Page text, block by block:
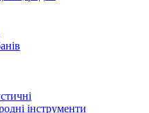
інструменти